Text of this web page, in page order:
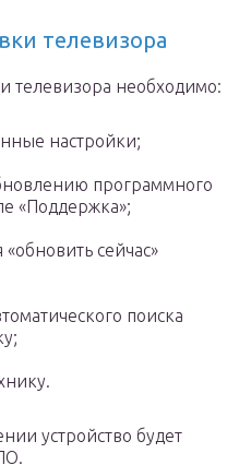
телевизора
телевизора необходимо:
настройки;
программного
«Поддержка»;
сейчас»
поиска
устройство будет